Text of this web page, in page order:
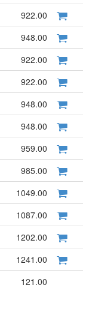
922.00
948.00
922.00
922.00
948.00
948.00
959.00
985.00
1049.00
1087.00
1202.00
1241.00
121.00